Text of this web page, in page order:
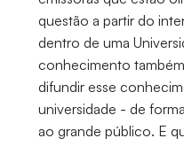
questão a partir do
dentro de uma
conhecimento
difundir esse
universidade - de
ao grande público. E